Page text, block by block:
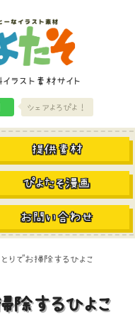
ラスト素材サイト
シェアよろぴよ！
提供素材
ぴよたそ漫画
お問い合わせ
とりでお掃除するひよこ
除するひよこ